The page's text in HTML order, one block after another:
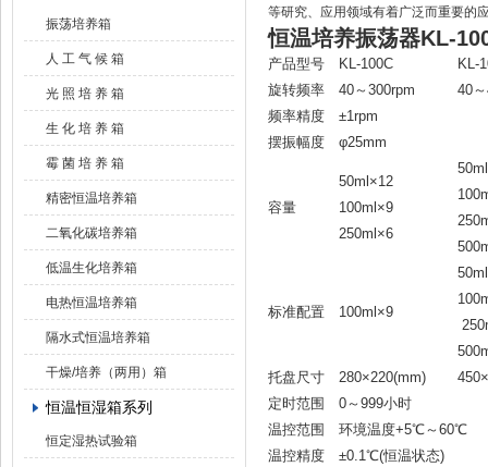
振荡培养箱
人 工 气 候 箱
光 照 培 养 箱
生 化 培 养 箱
霉 菌 培 养 箱
精密恒温培养箱
二氧化碳培养箱
低温生化培养箱
电热恒温培养箱
隔水式恒温培养箱
干燥/培养（两用）箱
恒温恒湿箱系列
恒定湿热试验箱
等研究、应用领域有着广泛而重要的
恒温培养振荡器KL-
产品型号 KL-100C
KL-
旋转频率
40～300rpm
40
频率精度
±1rpm
摆振幅度
φ25mm
容量
50ml×12
100ml×9
250ml×6
标准配置 100ml×9
托盘尺寸
280×220(mm)
定时范围
0～999小时
温控范围
环境温度+5℃～60℃
温控精度
±0.1℃(恒温状态)